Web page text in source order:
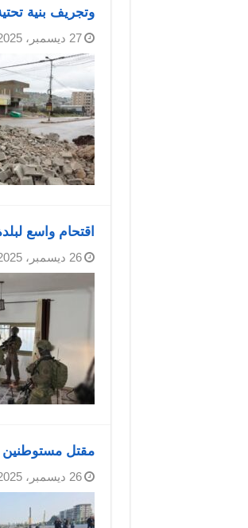
وتجريف بنية
27 ديسمبر، 2025
اقتحام واسع
26 ديسمبر، 2025
مقتل مستوطنين
26 ديسمبر، 2025